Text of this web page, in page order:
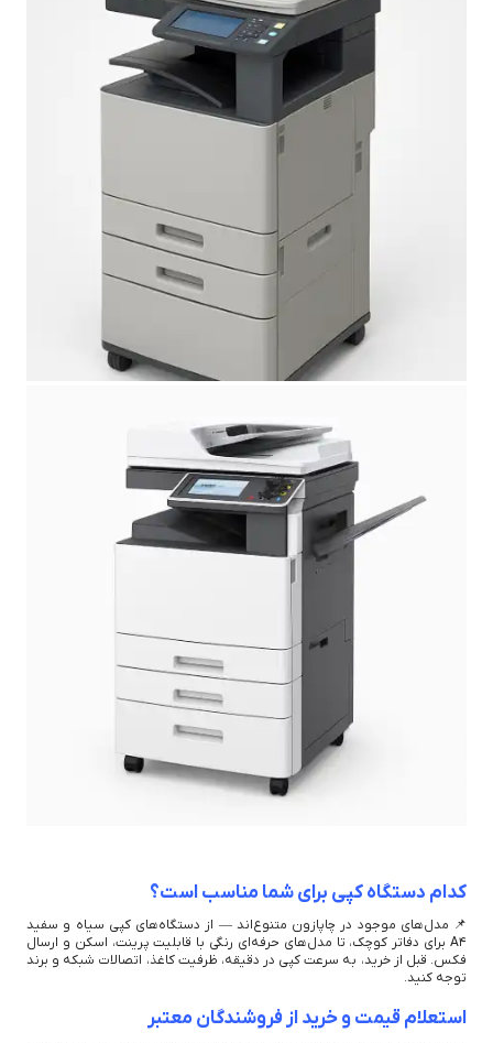
کدام دستگاه کپی برای شما مناسب است؟
📌 مدل‌های موجود در چاپازون متنوع‌اند — از دستگاه‌های کپی سیاه و سفید
A4 برای دفاتر کوچک، تا مدل‌های حرفه‌ای رنگی با قابلیت پرینت، اسکن و ارسال
فکس. قبل از خرید، به سرعت کپی در دقیقه، ظرفیت کاغذ، اتصالات شبکه و برند
توجه کنید.
استعلام قیمت و خرید از فروشندگان معتبر